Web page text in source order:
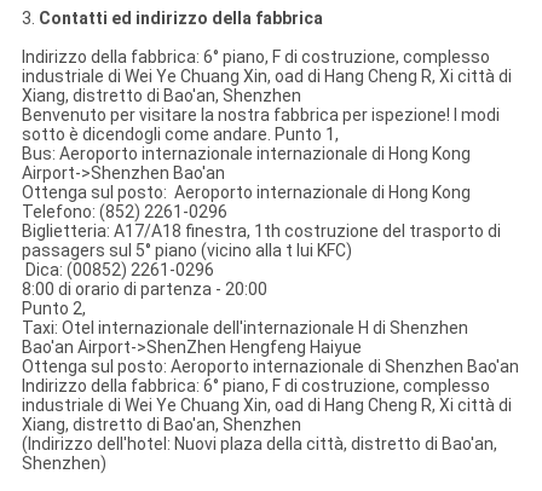
3. Contatti ed indirizzo della fabbrica
Indirizzo della fabbrica: 6° piano, F di costruzione, complesso
industriale di Wei Ye Chuang Xin, oad di Hang Cheng R, Xi città di
Xiang, distretto di Bao'an, Shenzhen
Benvenuto per visitare la nostra fabbrica per ispezione! I modi
sotto è dicendogli come andare. Punto 1,
Bus: Aeroporto internazionale internazionale di Hong Kong
Airport->Shenzhen Bao'an
Ottenga sul posto: Aeroporto internazionale di Hong Kong
Telefono: (852) 2261-0296
Biglietteria: A17/A18 finestra, 1th costruzione del trasporto di
passagers sul 5° piano (vicino alla t lui KFC)
Dica: (00852) 2261-0296
8:00 di orario di partenza - 20:00
Punto 2,
Taxi: Otel internazionale dell'internazionale H di Shenzhen
Bao'an Airport->ShenZhen Hengfeng Haiyue
Ottenga sul posto: Aeroporto internazionale di Shenzhen Bao'an
Indirizzo della fabbrica: 6° piano, F di costruzione, complesso
industriale di Wei Ye Chuang Xin, oad di Hang Cheng R, Xi città di
Xiang, distretto di Bao'an, Shenzhen
(Indirizzo dell'hotel: Nuovi plaza della città, distretto di Bao'an,
Shenzhen)